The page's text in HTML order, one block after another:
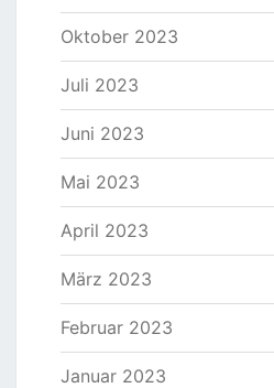
Oktober 2023
Juli 2023
Juni 2023
Mai 2023
April 2023
März 2023
Februar 2023
Januar 2023